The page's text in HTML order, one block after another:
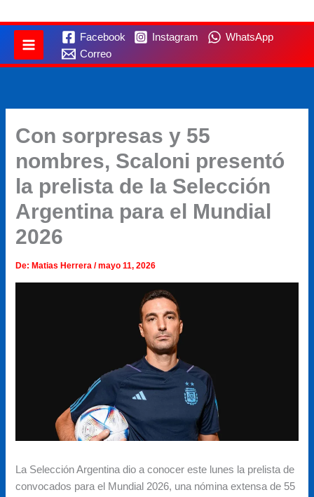
Facebook Instagram
WhatsApp
Correo
Con sorpresas y 55
nombres, Scaloni presentó
la prelista de la Selección
Argentina para el Mundial
2026
De: Matias Herrera/mayo 11, 2026
La Selección Argentina dio a conocer este lunes la prelista de
convocados para el Mundial 2026, una nómina extensa de 55